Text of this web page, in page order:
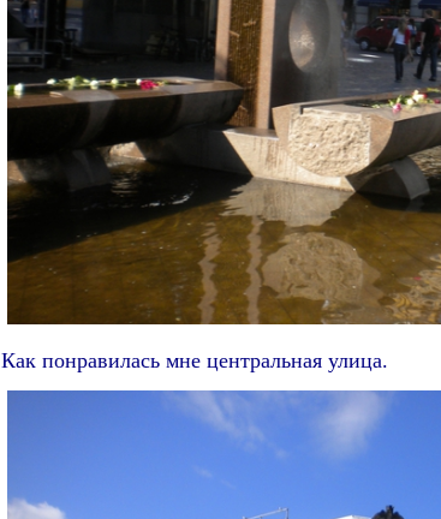
Как понравилась мне центральная улица.